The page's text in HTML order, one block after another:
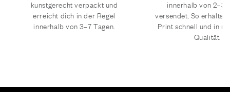
kunstgerecht verpackt und
erreicht dich in der Regel
innerhalb von 3–7 Tagen.
innerhalb von 2–3
versendet. So erhältst
Print schnell und in
Qualität.